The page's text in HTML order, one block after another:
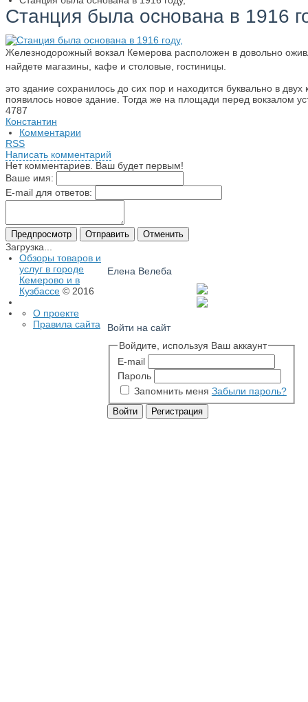
Станция была основана в 1916
Железнодорожный вокзал Кемерова расположен в довольно
найдете магазины, кафе и столовые, гостиницы.
это здание сохранилось до сих пор и находится буквально в
появилось новое здание. Тогда же на площади перед вокзалом
4787
Константин
Комментарии
RSS
Написать комментарий
Нет комментариев. Ваш будет первым!
Ваше имя:
E-mail для ответов:
Загрузка...
Елена Велеба
Войти на сайт
Войдите, используя Ваш аккаунт
E-mail
Пароль
Запомнить меня Забыли пароль?
Обзоры товаров и
услуг в городе
Кемерово и в
Кузбассе © 2016
О проекте
Правила сайта